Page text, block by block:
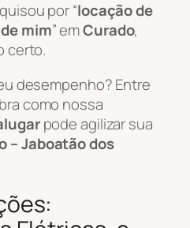
por “locação de
mim” emCurado,
certo.
desempenho? Entre
como nossa
pode agilizar sua
– Jaboatão dos